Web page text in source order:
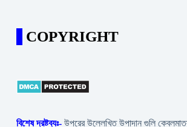
COPYRIGHT
বিশেষ দ্রষ্টব্যঃ- উপরের উল্লেখিত উপাদান গুলি কেবলমাত্র